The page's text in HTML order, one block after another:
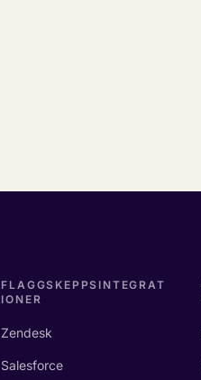
FLAGGSKEPPSINTEGRAT
IONER
Zendesk
Salesforce